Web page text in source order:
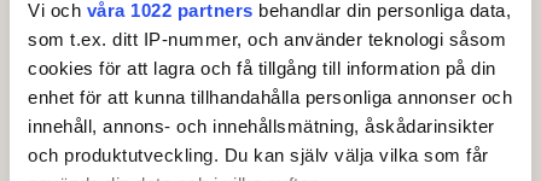
Vi och våra 1022 partners behandlar din personliga data,
som t.ex. ditt IP-nummer, och använder teknologi såsom
cookies för att lagra och få tillgång till information på din
enhet för att kunna tillhandahålla personliga annonser och
innehåll, annons- och innehållsmätning, åskådarinsikter
och produktutveckling. Du kan själv välja vilka som får
Klasser & ronder
Klass
Pojkar